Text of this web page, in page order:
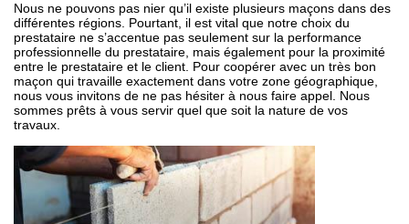
Nous ne pouvons pas nier qu’il existe plusieurs maçons dans des
différentes régions. Pourtant, il est vital que notre choix du
prestataire ne s’accentue pas seulement sur la performance
professionnelle du prestataire, mais également pour la proximité
entre le prestataire et le client. Pour coopérer avec un très bon
maçon qui travaille exactement dans votre zone géographique,
nous vous invitons de ne pas hésiter à nous faire appel. Nous
sommes prêts à vous servir quel que soit la nature de vos
travaux.